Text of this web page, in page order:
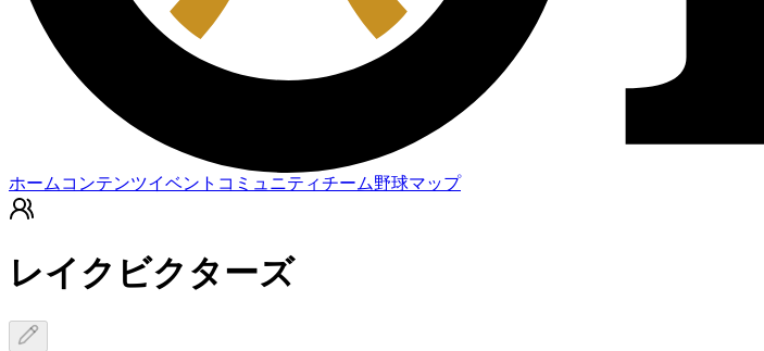
ホーム コンテンツイベント コミュニティチーム野球マップ
レイクビクターズ